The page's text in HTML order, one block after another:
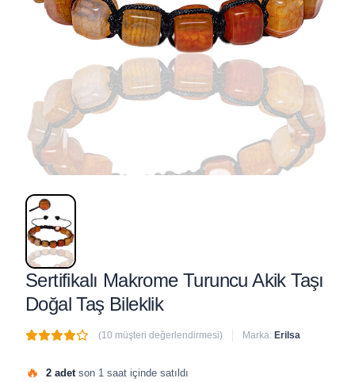
Sertifikalı Makrome Turuncu Akik Taşı
Doğal Taş Bileklik
(10 müşteri değerlendirmesi) Marka: Erilsa
🔥 2 adet son 1 saat içinde satıldı